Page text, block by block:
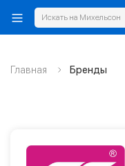
Главная Бренды